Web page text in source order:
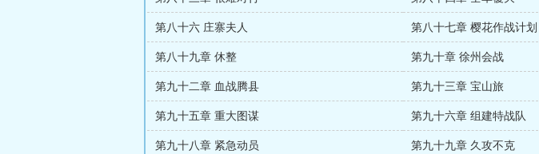
第八十六 庄寨夫人
第八十七章 樱花作战计划
第八十九章 休整
第九十章 徐州会战
第九十二章 血战腾县
第九十三章 宝山旅
第九十五章 重大图谋
第九十六章 组建特战队
第九十八章 紧急动员
第九十九章 久攻不克